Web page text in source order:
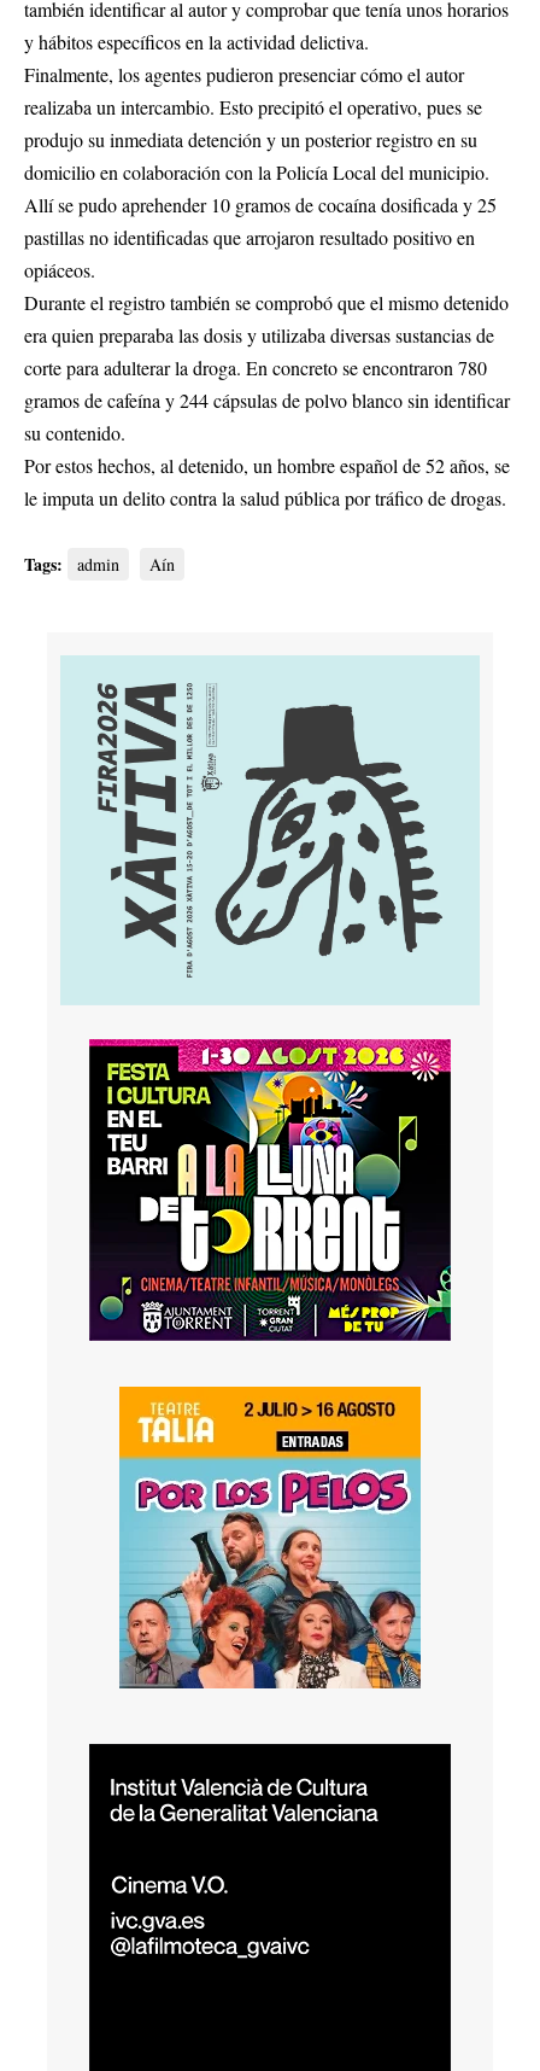
también identificar al autor y comprobar que tenía unos horarios
y hábitos específicos en la actividad delictiva.
Finalmente, los agentes pudieron presenciar cómo el autor
realizaba un intercambio. Esto precipitó el operativo, pues se
produjo su inmediata detención y un posterior registro en su
domicilio en colaboración con la Policía Local del municipio.
Allí se pudo aprehender 10 gramos de cocaína dosificada y 25
pastillas no identificadas que arrojaron resultado positivo en
opiáceos.
Durante el registro también se comprobó que el mismo detenido
era quien preparaba las dosis y utilizaba diversas sustancias de
corte para adulterar la droga. En concreto se encontraron 780
gramos de cafeína y 244 cápsulas de polvo blanco sin identificar
su contenido.
Por estos hechos, al detenido, un hombre español de 52 años, se
le imputa un delito contra la salud pública por tráfico de drogas.
Tags: admin Aín